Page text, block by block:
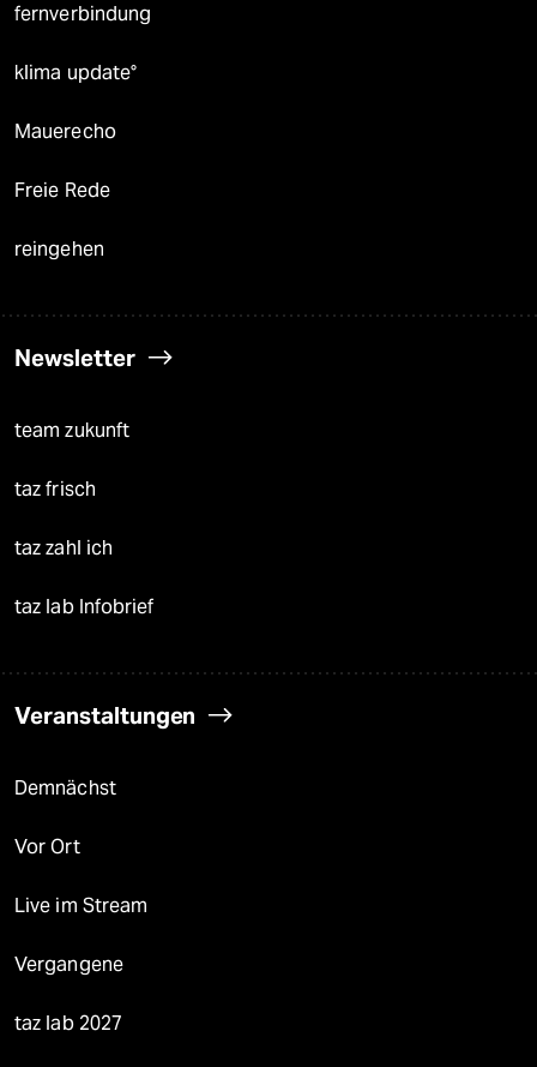
fernverbindung
klima update°
Mauerecho
Freie Rede
reingehen
Newsletter
team zukunft
taz frisch
taz zahl ich
taz lab Infobrief
Veranstaltungen
Demnächst
Vor Ort
Live im Stream
Vergangene
taz lab 2027